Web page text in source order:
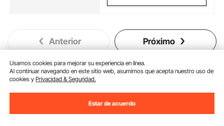
Anterior Próximo
También te puede interesar
Nuevo
Usamos cookies para mejorar su experiencia en línea.
Al continuar navegando en este sitio web, asumimos que acepta nuestro uso de
cookies yPrivacidad & Seguridad.
Estar de acuerdo